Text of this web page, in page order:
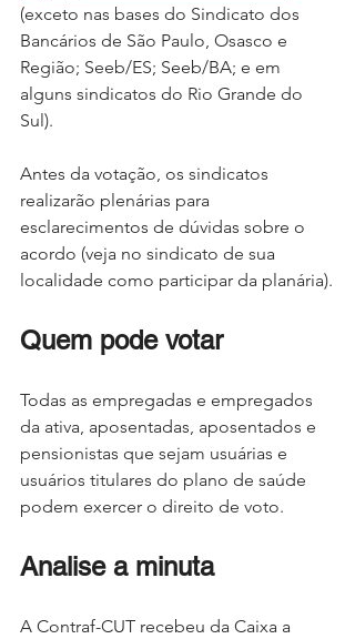
(exceto nas bases do Sindicato dos
Bancários de São Paulo, Osasco e
Região; Seeb/ES; Seeb/BA; e em
alguns sindicatos do Rio Grande do
Sul).
Antes da votação, os sindicatos
realizarão plenárias para
esclarecimentos de dúvidas sobre o
acordo (veja no sindicato de sua
localidade como participar da planária).
Quem pode votar
Todas as empregadas e empregados
da ativa, aposentadas, aposentados e
pensionistas que sejam usuárias e
usuários titulares do plano de saúde
podem exercer o direito de voto.
Analise a minuta
A Contraf-CUT recebeu da Caixa a